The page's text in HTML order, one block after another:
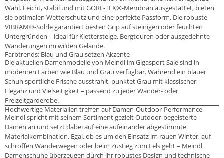
Wahl. Leicht, stabil und mit GORE-TEX®-Membran ausgestattet, bieten
sie optimalen Wetterschutz und eine perfekte Passform. Die robuste
VIBRAM®-Sohle garantiert besten Grip auf steinigen oder feuchten
Untergründen – ideal für Klettersteige, Bergtouren oder ausgedehnte
Wanderungen im wilden Gelände.
Farbtrends: Blau und Grau setzen Akzente
Die aktuellen Damenmodelle von Meindl im Gigasport Sale sind in
modernen Farben wie Blau und Grau verfügbar. Während ein blauer
Schuh sportliche Frische ausstrahlt, punktet Grau mit klassischer
Eleganz und Vielseitigkeit – passend zu jeder Wander- oder
Freizeitgarderobe.
Hochwertige Materialien treffen auf Damen-Outdoor-Performance
Meindl spricht mit seinem Sortiment gezielt Outdoor-begeisterte
Damen an und setzt dabei auf eine aufeinander abgestimmte
Materialkombination. Egal, ob es um den Einsatz im rauen Winter, auf
schroffen Wanderwegen oder beim Zustieg zum Fels geht – Meindl
Damenschuhe überzeugen durch ihr robustes Design und technische